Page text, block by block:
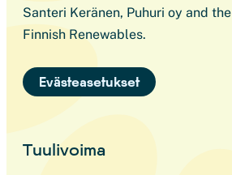
Santeri Keränen, Puhuri oy and the
Finnish Renewables.
Evästeasetukset
Tuulivoima